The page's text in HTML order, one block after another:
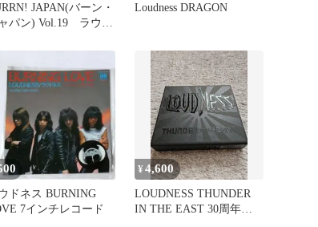
JAPAN(バーン・
パン) Vol.19 ラウド
Loudness DRAGON
ドネス BURNING
7インチレコード
¥4,600
LOUDNESS THUNDER
IN THE EAST 30周年記